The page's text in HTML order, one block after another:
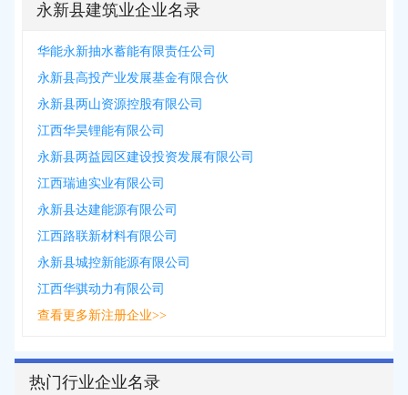
永新县建筑业企业名录
华能永新抽水蓄能有限责任公司
永新县高投产业发展基金有限合伙
永新县两山资源控股有限公司
江西华昊锂能有限公司
永新县两益园区建设投资发展有限公司
江西瑞迪实业有限公司
永新县达建能源有限公司
江西路联新材料有限公司
永新县城控新能源有限公司
江西华骐动力有限公司
查看更多新注册企业>>
热门行业企业名录